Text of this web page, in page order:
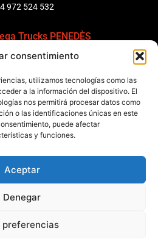
consentimiento
utilizamos tecnologías como las
a la información del dispositivo. El
nos permitirá procesar datos como
o las identificaciones únicas en este
puede afectar
y funciones.
Aceptar
Denegar
preferencias
972 524 532
Trucks PENEDÈS
Sant Pere Molanta, CP: 08799
931 69 11 91
Trucks BARCELONA
s/n 08040 Barcelona, España
legalCondiciones generales